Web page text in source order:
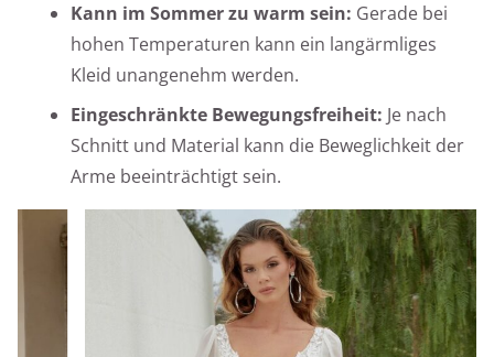
Kann im Sommer zu warm sein: Gerade bei
hohen Temperaturen kann ein langärmliges
Kleid unangenehm werden.
Eingeschränkte Bewegungsfreiheit: Je nach
Schnitt und Material kann die Beweglichkeit der
Arme beeinträchtigt sein.